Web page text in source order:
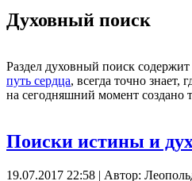
Духовный поиск
Раздел духовный поиск
путь сердца, всегда точно
на сегодняшний момент создано
Поиски истины и
19.07.2017 22:58 | Автор: